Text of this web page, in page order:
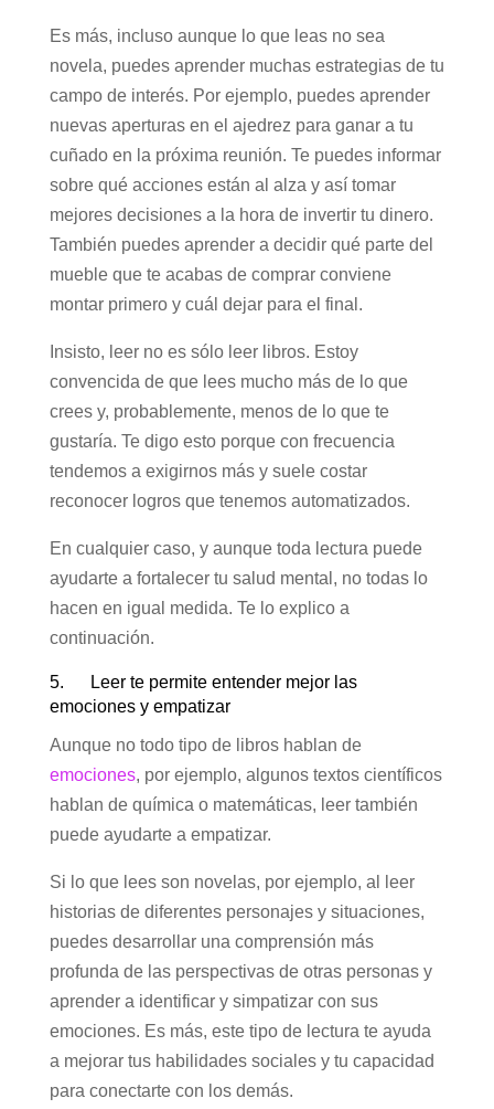
Es más, incluso aunque lo que leas no sea
novela, puedes aprender muchas estrategias de tu
campo de interés. Por ejemplo, puedes aprender
nuevas aperturas en el ajedrez para ganar a tu
cuñado en la próxima reunión. Te puedes informar
sobre qué acciones están al alza y así tomar
mejores decisiones a la hora de invertir tu dinero.
También puedes aprender a decidir qué parte del
mueble que te acabas de comprar conviene
montar primero y cuál dejar para el final.
Insisto, leer no es sólo leer libros. Estoy
convencida de que lees mucho más de lo que
crees y, probablemente, menos de lo que te
gustaría. Te digo esto porque con frecuencia
tendemos a exigirnos más y suele costar
reconocer logros que tenemos automatizados.
En cualquier caso, y aunque toda lectura puede
ayudarte a fortalecer tu salud mental, no todas lo
hacen en igual medida. Te lo explico a
continuación.
5. Leer te permite entender mejor las
emociones y empatizar
Aunque no todo tipo de libros hablan de
emociones, por ejemplo, algunos textos científicos
hablan de química o matemáticas, leer también
puede ayudarte a empatizar.
Si lo que lees son novelas, por ejemplo, al leer
historias de diferentes personajes y situaciones,
puedes desarrollar una comprensión más
profunda de las perspectivas de otras personas y
aprender a identificar y simpatizar con sus
emociones. Es más, este tipo de lectura te ayuda
a mejorar tus habilidades sociales y tu capacidad
para conectarte con los demás.